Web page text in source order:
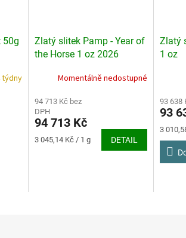
50g
týdny
Zlatý slitek Pamp - Year of
the Horse 1 oz 2026
Momentálně nedostupné
94 713 Kč bez
DPH
94 713 Kč
Měrná
3 045,14 Kč / 1 g DETAIL
Zlatý
1 oz
je
3,5
93 638
93
Měrná
cena:
3